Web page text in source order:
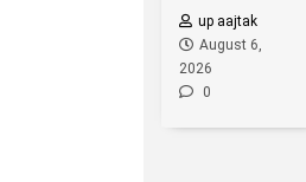
up aajtak
August 6,
2026
0